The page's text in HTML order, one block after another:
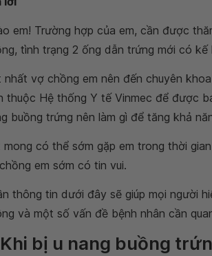
em! Trường hợp của em, cần được
tình trạng 2 ống dẫn trứng mới có
nhất vợ chồng em nên đến chuyên
thuộc Hệ thống Y tế Vinmec để được
buồng trứng nên làm gì để tăng khả
mong có thể sớm gặp em trong thời
em sớm có tin vui.
thông tin dưới đây sẽ giúp mọi người
và một số vấn đề bệnh nhân cần
Khi bị u nang buồng